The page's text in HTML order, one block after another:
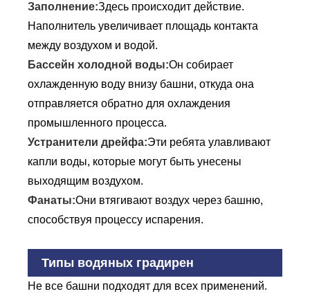
Заполнение:Здесь происходит действие.
Наполнитель увеличивает площадь контакта
между воздухом и водой.
Бассейн холодной воды:Он собирает
охлажденную воду внизу башни, откуда она
отправляется обратно для охлаждения
промышленного процесса.
Устранители дрейфа:Эти ребята улавливают
капли воды, которые могут быть унесены
выходящим воздухом.
Фанаты:Они втягивают воздух через башню,
способствуя процессу испарения.
Типы водяных градирен
Не все башни подходят для всех применений.